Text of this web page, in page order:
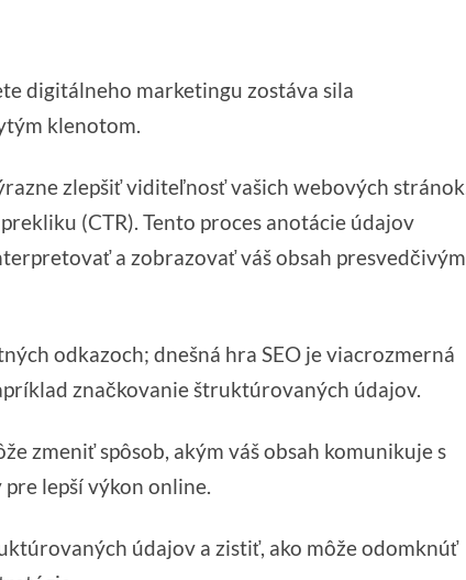
digitálneho marketingu zostáva sila
klenotom.
zlepšiť viditeľnosť vašich webových stránok,
(CTR). Tento proces anotácie údajov
a zobrazovať váš obsah presvedčivým
odkazoch; dnešná hra SEO je viacrozmerná
značkovanie štruktúrovaných údajov.
zmeniť spôsob, akým váš obsah komunikuje s
lepší výkon online.
údajov a zistiť, ako môže odomknúť